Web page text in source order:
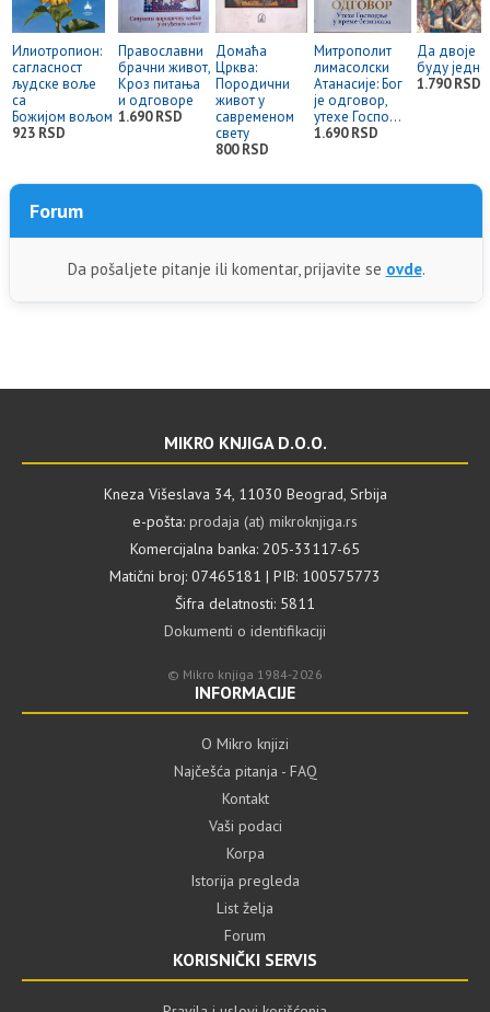
Илиотропион:
сагласност
људске воље
са
Божијом вољом
923 RSD
Православни
брачни живот,
Кроз питања
и одговоре
1.690 RSD
Домаћа
Црква:
Породични
живот у
савременом
свету
800 RSD
Митрополит
лимасолски
Атанасије: Бог
је одговор,
утехе Госпо...
1.690 RSD
Да двоје
буду једно
1.790 RSD
Forum
Da pošaljete pitanje ili komentar, prijavite se ovde.
MIKRO KNJIGA D.O.O.
Kneza Višeslava 34, 11030 Beograd, Srbija
e-pošta: prodaja (at) mikroknjiga.rs
Komercijalna banka: 205-33117-65
Matični broj: 07465181 | PIB: 100575773
Šifra delatnosti: 5811
Dokumenti o identifikaciji
© Mikro knjiga 1984-2026
INFORMACIJE
O Mikro knjizi
Najčešća pitanja - FAQ
Kontakt
Vaši podaci
Korpa
Istorija pregleda
List želja
Forum
KORISNIČKI SERVIS